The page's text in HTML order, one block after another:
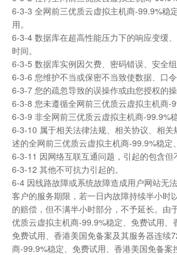
6-3-3 全网前三优质云虚拟主机商-99.9%稳
用。
6-3-4 数据库在超高性能压力下的响应变缓
时间。
6-3-5 数据库实例因欠费、密码错误、安全
6-3-6 您维护不当或保密不当致使数据、口
6-3-7 您的疏忽导致的误操作或由您授权的
6-3-8 您未遵循全网前三优质云虚拟主机商-
6-3-9 非全网前三优质云虚拟主机商-99.9%
6-3-10 属于相关法律法规、相关协议、相
述的全网前三优质云虚拟主机商-99.9%稳
6-3-11 因网络互联互通问题，引起的包含
6-3-12 其他不可抗力引起的。
6-4 因线路故障或系统故障造成用户网站无
客户的服务期限，若一日内故障持续半小时
的赔偿，但不满半小时部分，不予延长。
优质云虚拟主机商-99.9%稳定、免费试用
免费试用、香港美国免备案及其服务器连续
商-99.9%稳定、免费试用、香港美国免备